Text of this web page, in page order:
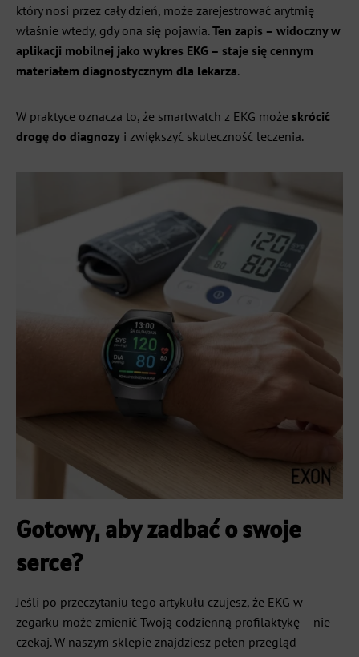
który nosi przez cały dzień, może zarejestrować arytmię
właśnie wtedy, gdy ona się pojawia.Ten zapis – widoczny w
aplikacji mobilnej jako wykres EKG – staje się cennym
materiałem diagnostycznym dla lekarza.
W praktyce oznacza to, że smartwatch z EKG może skrócić
drogę do diagnozy i zwiększyć skuteczność leczenia.
Gotowy, aby zadbać o swoje
serce?
Jeśli po przeczytaniu tego artykułu czujesz, że EKG w
zegarku może zmienić Twoją codzienną profilaktykę – nie
czekaj. W naszym sklepie znajdziesz pełen przegląd